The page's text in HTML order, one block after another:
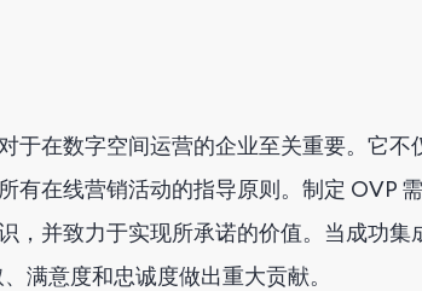
于在数字空间运营的企业至关重要。它
有在线营销活动的指导原则。制定 OVP
，并致力于实现所承诺的价值。当成功集
满意度和忠诚度做出重大贡献。